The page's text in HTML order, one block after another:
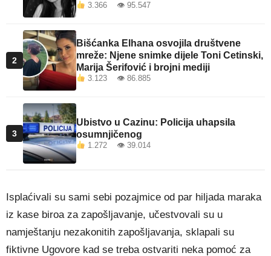
3.366 👁 95.547
2
Bišćanka Elhana osvojila društvene
mreže: Njene snimke dijele Toni Cetinski,
Marija Šerifović i brojni mediji
3.123 👁 86.885
3
Ubistvo u Cazinu: Policija uhapsila
osumnjičenog
1.272 👁 39.014
Isplaćivali su sami sebi pozajmice od par hiljada maraka
iz kase biroa za zapošljavanje, učestvovali su u
namještanju nezakonitih zapošljavanja, sklapali su
fiktivne Ugovore kad se treba ostvariti neka pomoć za